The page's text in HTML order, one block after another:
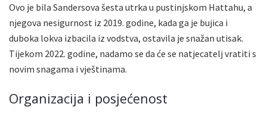
Ovo je bila Sandersova šesta utrka u pustinjskom Hattahu, a
njegova nesigurnost iz 2019. godine, kada ga je bujica i
duboka lokva izbacila iz vodstva, ostavila je snažan utisak.
Tijekom 2022. godine, nadamo se da će se natjecatelj vratiti s
novim snagama i vještinama.
Organizacija i posjećenost